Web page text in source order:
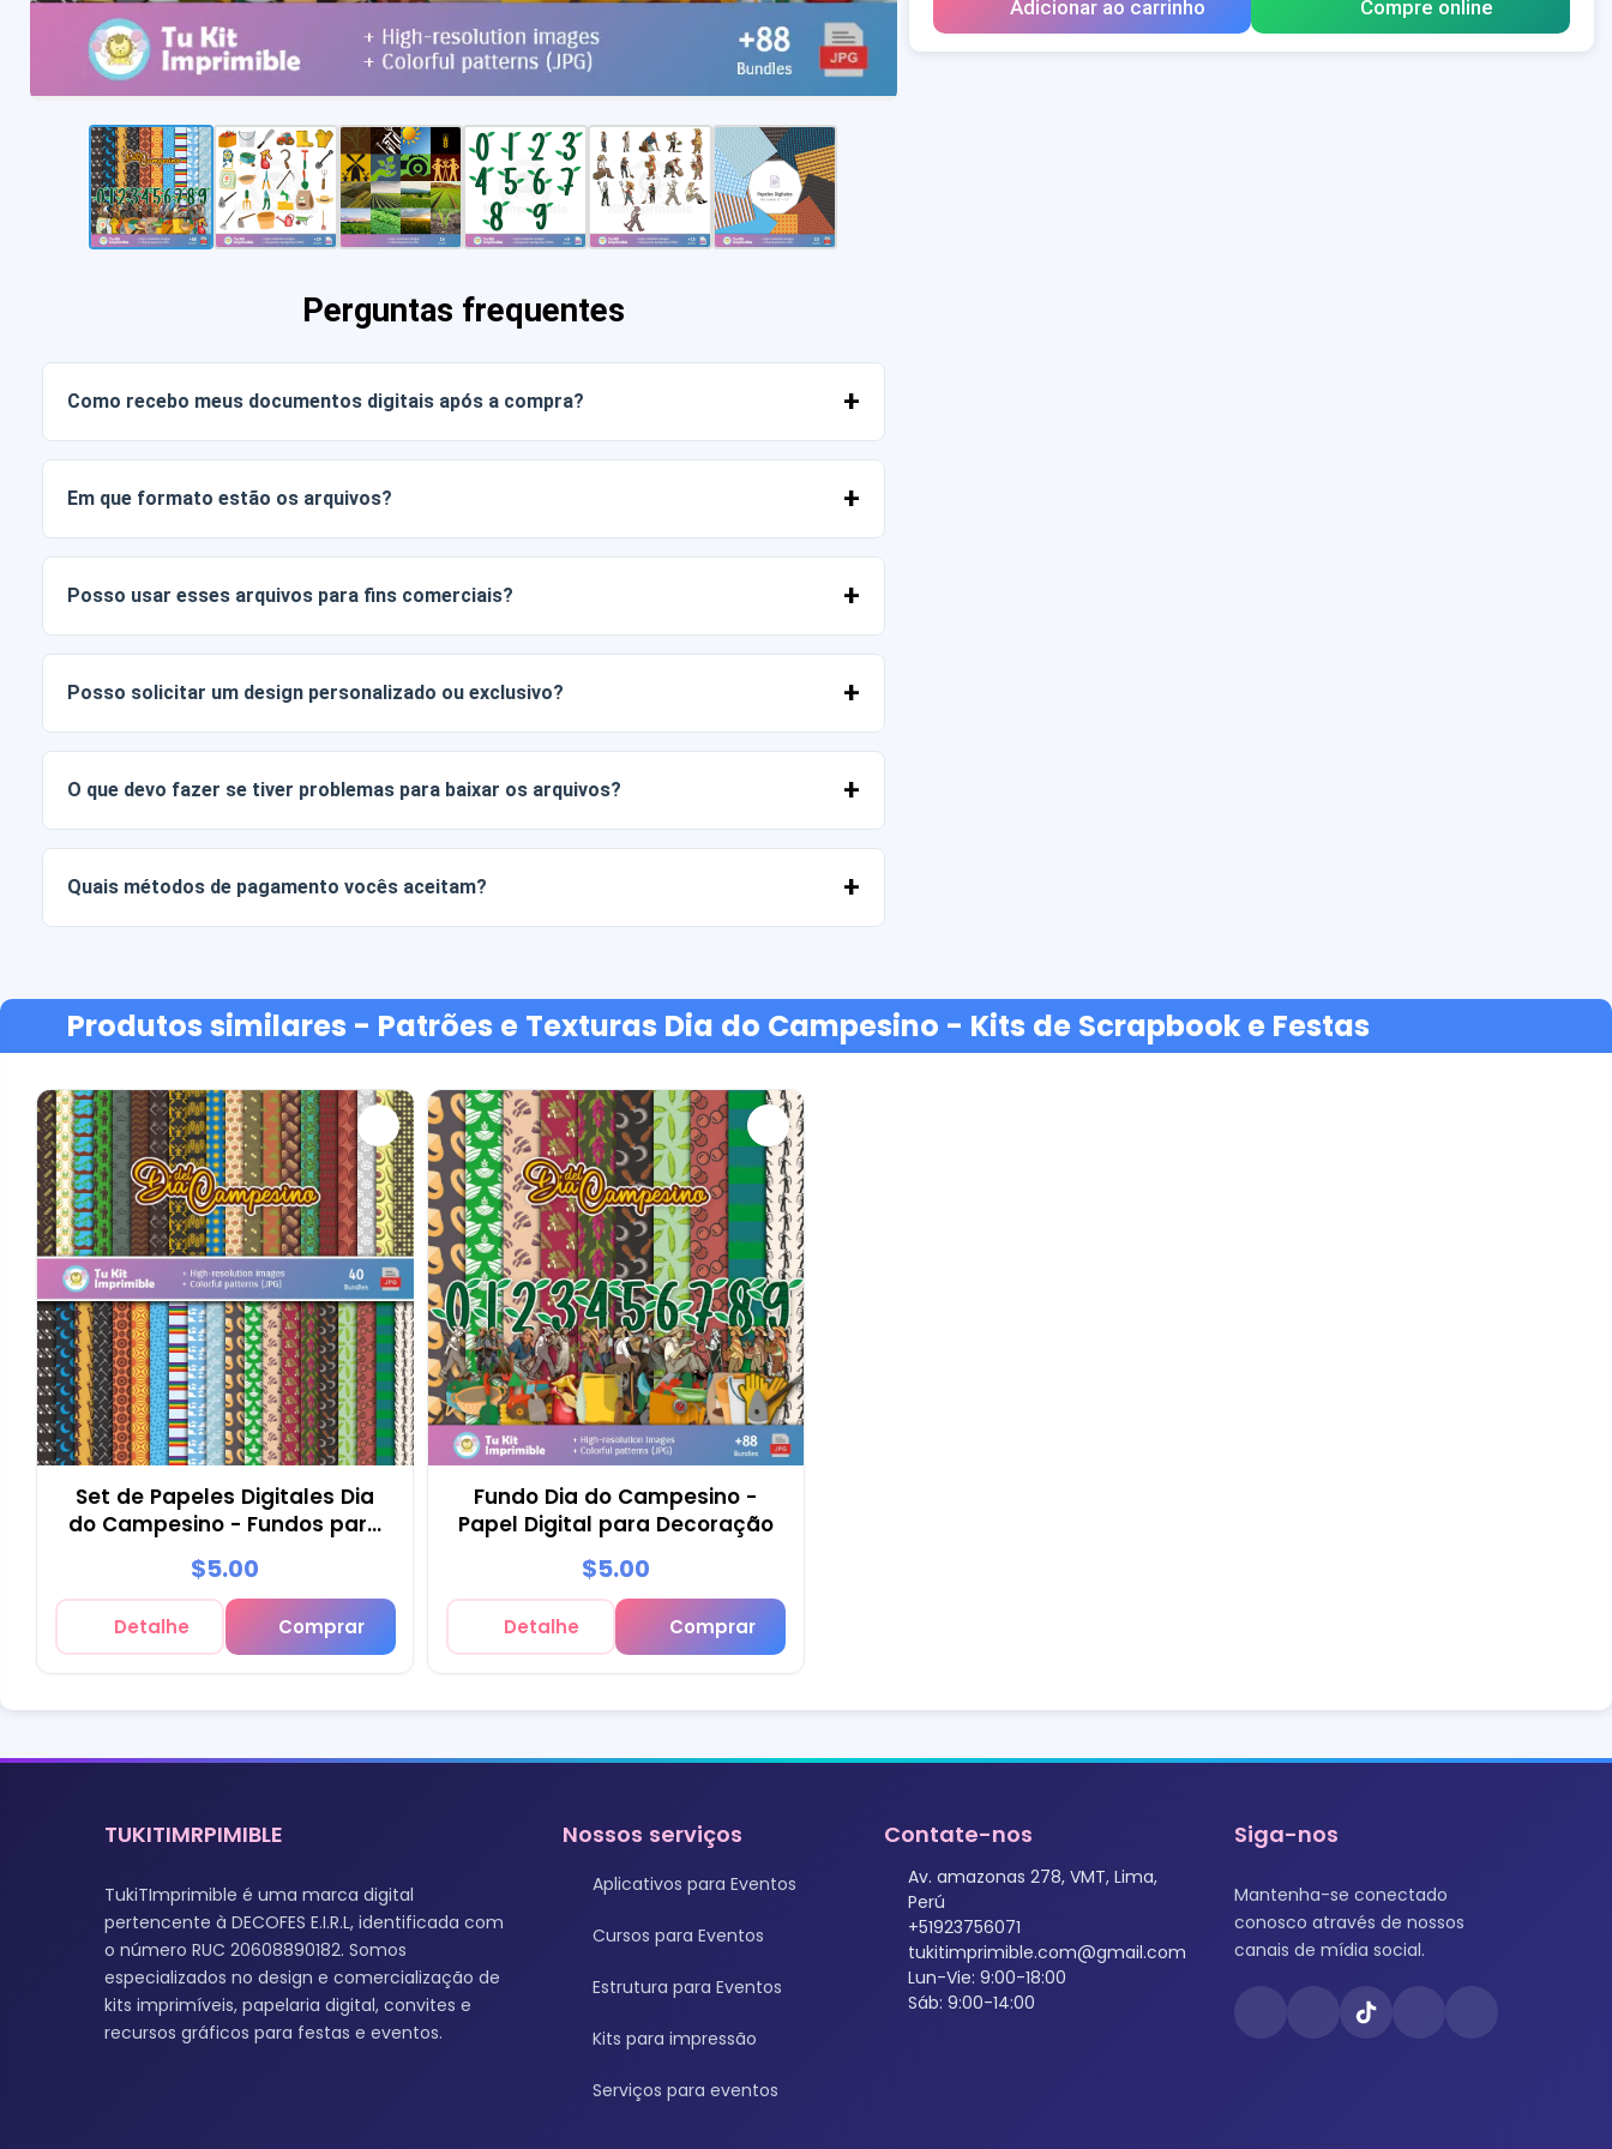
Perguntas frequentes
Como recebo meus documentos digitais após a compra?
Em que formato estão os arquivos?
Posso usar esses arquivos para fins comerciais?
Posso solicitar um design personalizado ou exclusivo?
O que devo fazer se tiver problemas para baixar os arquivos?
Quais métodos de pagamento vocês aceitam?
Adicionar ao carrinho Compre online
Produtos similares - Patrões e Texturas Dia do Campesino - Kits de Scrapbook e Festas
Set de Papeles Digitales Dia
do Campesino - Fundos para
Festas e Scrapbooking
$5.00
Detalhe Comprar
Fundo Dia do Campesino -
Papel Digital para Decoração
$5.00
Detalhe Comprar
TUKITIMRPIMIBLE
TukiTImprimible é uma marca digital
pertencente à DECOFES E.I.R.L, identificada com
o número RUC 20608890182. Somos
especializados no design e comercialização de
kits imprimíveis, papelaria digital, convites e
recursos gráficos para festas e eventos.
Nossos serviços
Aplicativos para Eventos
Cursos para Eventos
Estrutura para Eventos
Kits para impressão
Serviços para eventos
Contate-nos
Av. amazonas 278, VMT, Lima,
Perú
+51923756071
tukitimprimible.com@gmail.com
Lun-Vie: 9:00-18:00
Sáb: 9:00-14:00
Siga-nos
Mantenha-se conectado
conosco através de nossos
canais de mídia social.